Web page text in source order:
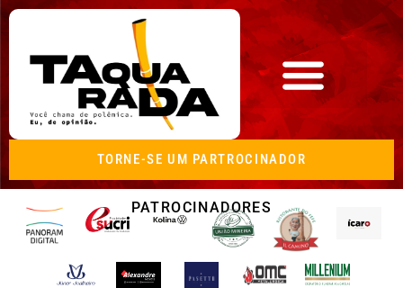
TORNE-SE UM PARTROCINADOR
PATROCINADORES